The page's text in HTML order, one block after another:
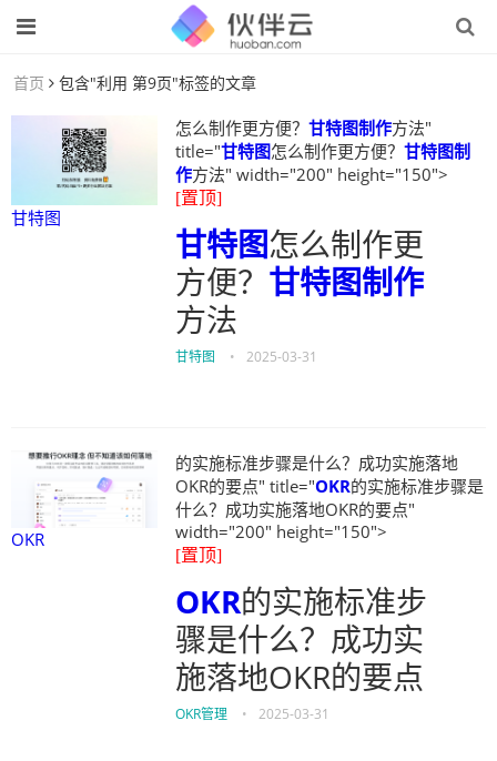
首页 包含"利用 第9页"标签的文章
甘特图
怎么制作更方便？ 甘特图制作方法"
title="甘特图怎么制作更方便？ 甘特图制
作方法" width="200" height="150">
[置顶]
甘特图怎么制作更
方便？ 甘特图制作
方法
甘特图 • 2025-03-31
OKR
的实施标准步骤是什么？成功实施落地
OKR的要点" title="OKR的实施标准步骤是
什么？成功实施落地OKR的要点"
width="200" height="150">
[置顶]
OKR的实施标准步
骤是什么？成功实
施落地OKR的要点
OKR管理 • 2025-03-31